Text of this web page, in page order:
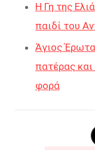
Η Γη της
παιδί του
Άγιος
πατέρας και
φορά